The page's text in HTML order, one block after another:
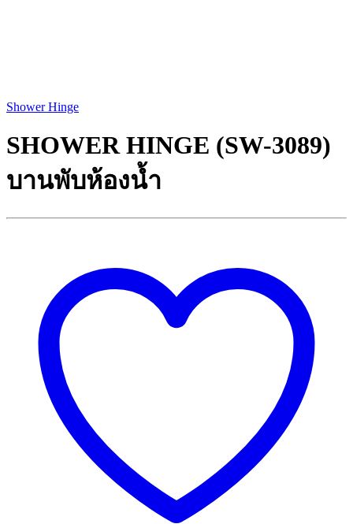
Shower Hinge
SHOWER HINGE (SW-3089)
บานพับห้องน้ำ